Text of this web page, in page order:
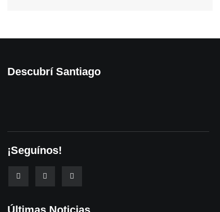
Descubrí Santiago
¡Seguínos!
Últimas Noticias